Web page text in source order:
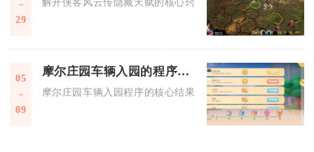
29
解开侠客风云传隐藏天赋的核心窍门，在于精准达成特定成
05
09
摩尔庄园车辆入园的程序是什么
摩尔庄园车辆入园程序的核心结果是，玩家需先前往阳光牧